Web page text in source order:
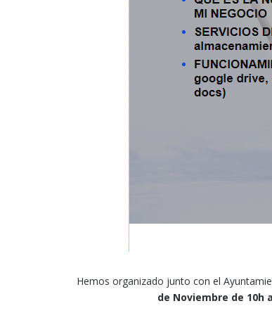
Hemos organizado junto con el
de Noviembre de 10h